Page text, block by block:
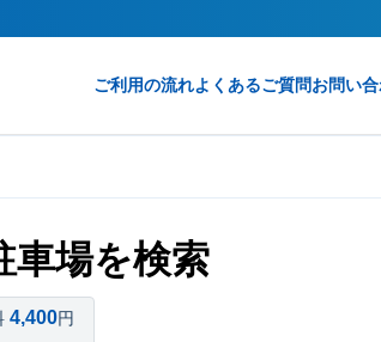
ご利用の流れよくあるご質問お問い
車場を検索
4,400円